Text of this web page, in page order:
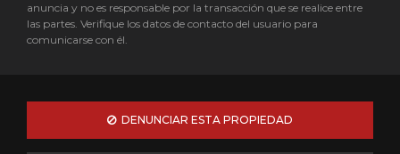
anuncia y no es responsable por la transacción que se realice entre
las partes. Verifique los datos de contacto del usuario para
comunicarse con él.
DENUNCIAR ESTA PROPIEDAD